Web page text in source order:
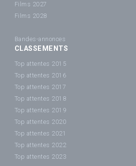
Films 2027
Films 2028
Bandes-annonces
CLASSEMENTS
Top attentes 2015
Top attentes 2016
Top attentes 2017
Top attentes 2018
Top attentes 2019
Top attentes 2020
Top attentes 2021
Top attentes 2022
Top attentes 2023